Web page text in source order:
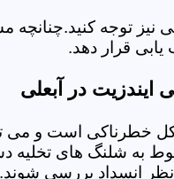
توجه
قرار دهد.
در آبعلی
خطرناکی است و می
به شلنگ های تخلیه
انسداد بررسی